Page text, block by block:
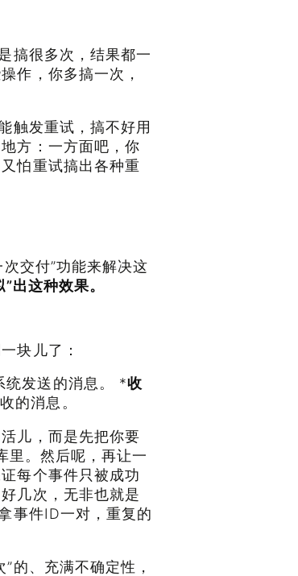
搞很多次，结果都一
作，你多搞一次，
触发重试，搞不好用
方：一方面吧，你
怕重试搞出各种重
交付”功能来解决这
出这种效果。
块儿了：
统发送的消息。 *收
的消息。
儿，而是先把你要
里。然后呢，再让一
每个事件只被成功
几次，无非也就是
事件ID一对，重复的
的、充满不确定性，